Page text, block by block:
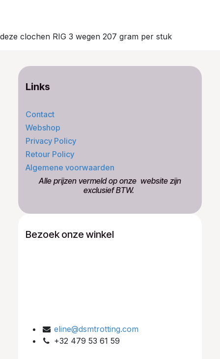
deze clochen RIG 3 wegen 207 gram per stuk
Links
Contact
Webshop
Privacy Policy
Retour Policy
Algemene voorwaarden
​Alle prijzen vermeld op onze ​website zijn
exclusief BTW.
Bezoek onze winkel
eline@dsmtrotting.com
+32 479 53 61 59